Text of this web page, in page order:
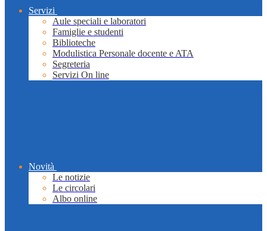
Servizi
Aule speciali e laboratori
Famiglie e studenti
Biblioteche
Modulistica Personale docente e ATA
Segreteria
Servizi On line
Novità
Le notizie
Le circolari
Albo online